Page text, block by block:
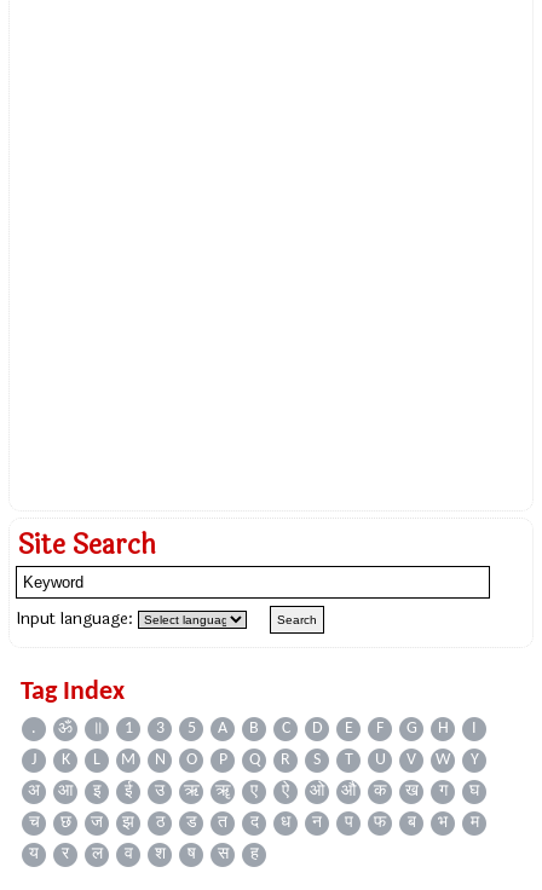
Site Search
Input language:
Tag Index
. ॐ ॥ 1 3 5 A B C D E F G H
I
J
K L M N O P Q R S T U V W
Y
अ
आ इ ई उ ऋ ॠ ए ऐ ओ औ क ख ग
घ
च
छ ज झ ठ ड त द ध न प फ ब भ
म
य
र ल व श ष स ह